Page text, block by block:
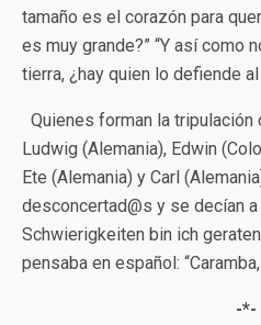
tamaño es el corazón para
es muy grande?” “Y así como
tierra, ¿hay quien lo defiende al
Quienes forman la tripulación
Ludwig (Alemania), Edwin
Ete (Alemania) y Carl
desconcertad@s y se decían
Schwierigkeiten bin ich
pensaba en español:
-*-